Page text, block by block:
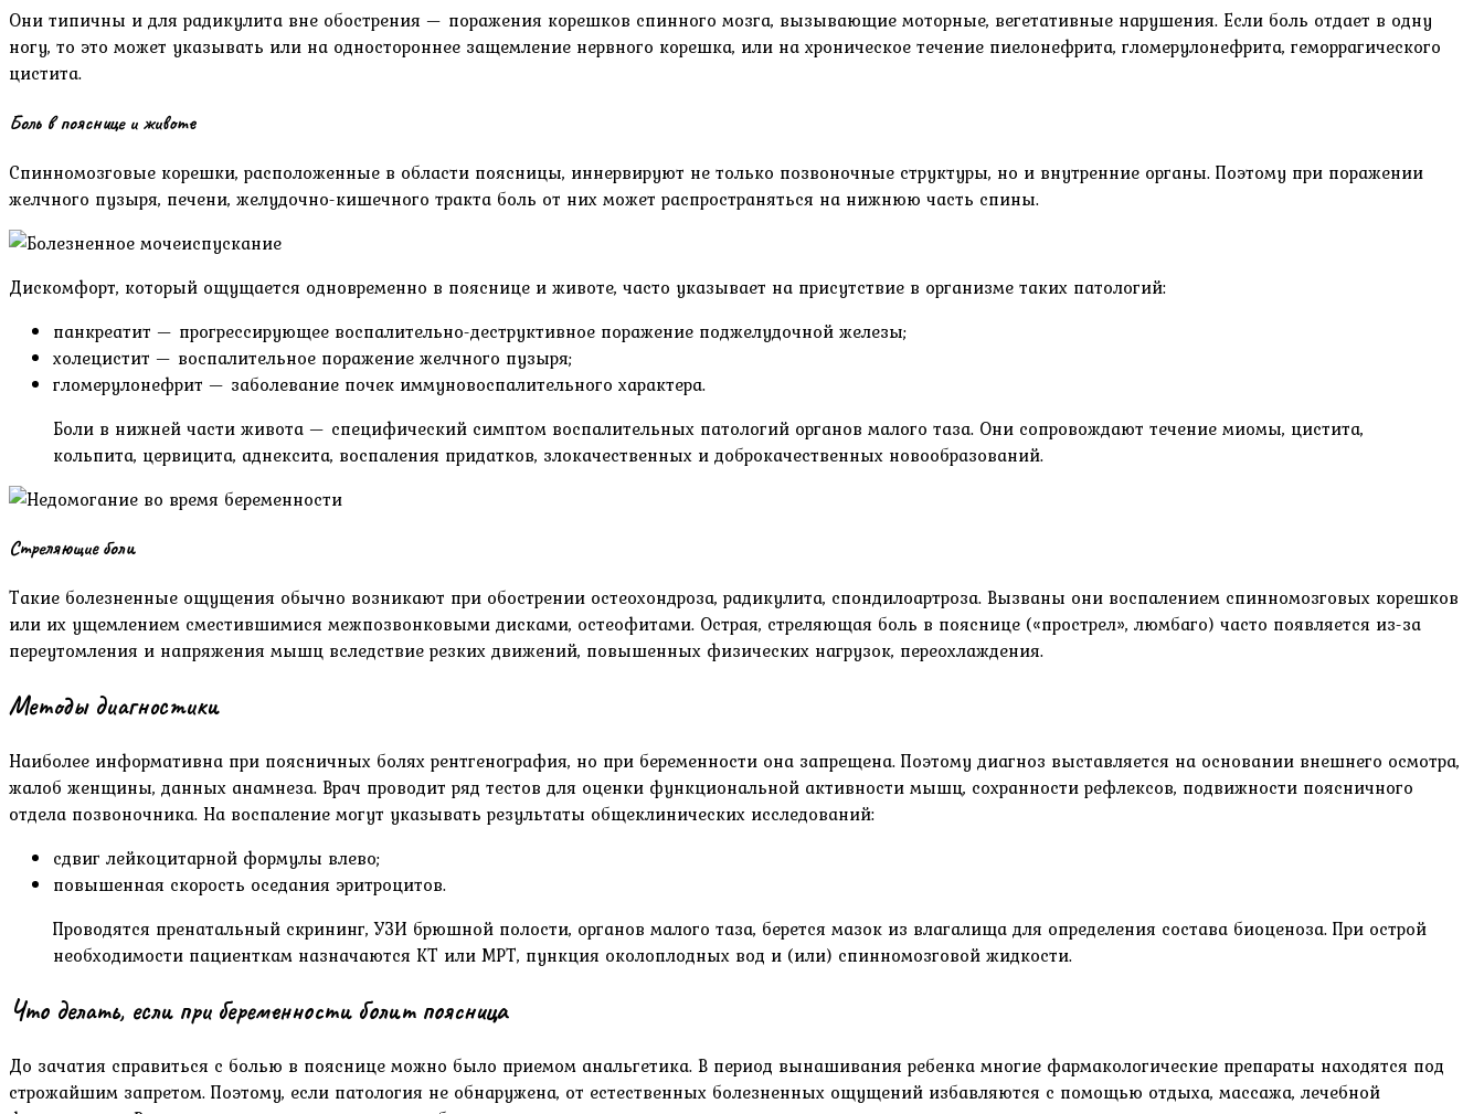
Они типичны и для радикулита вне обострения — поражения корешков спинного мозга, вызывающие моторные, вегетативные нарушения. Если боль отдает в одну
ногу, то это может указывать или на одностороннее защемление нервного корешка, или на хроническое течение пиелонефрита, гломерулонефрита, геморрагического
цистита.
Боль в пояснице и животе
Спинномозговые корешки, расположенные в области поясницы, иннервируют не только позвоночные структуры, но и внутренние органы. Поэтому при поражении
желчного пузыря, печени, желудочно-кишечного тракта боль от них может распространяться на нижнюю часть спины.
Дискомфорт, который ощущается одновременно в пояснице и животе, часто указывает на присутствие в организме таких патологий:
панкреатит — прогрессирующее воспалительно-деструктивное поражение поджелудочной железы;
холецистит — воспалительное поражение желчного пузыря;
гломерулонефрит — заболевание почек иммуновоспалительного характера.
Боли в нижней части живота — специфический симптом воспалительных патологий органов малого таза. Они сопровождают течение миомы, цистита,
кольпита, цервицита, аднексита, воспаления придатков, злокачественных и доброкачественных новообразований.
Стреляющие боли
Такие болезненные ощущения обычно возникают при обострении остеохондроза, радикулита, спондилоартроза. Вызваны они воспалением спинномозговых корешков
или их ущемлением сместившимися межпозвонковыми дисками, остеофитами. Острая, стреляющая боль в пояснице («прострел», люмбаго) часто появляется из-за
переутомления и напряжения мышц вследствие резких движений, повышенных физических нагрузок, переохлаждения.
Методы диагностики
Наиболее информативна при поясничных болях рентгенография, но при беременности она запрещена. Поэтому диагноз выставляется на основании внешнего осмотра,
жалоб женщины, данных анамнеза. Врач проводит ряд тестов для оценки функциональной активности мышц, сохранности рефлексов, подвижности поясничного
отдела позвоночника. На воспаление могут указывать результаты общеклинических исследований:
сдвиг лейкоцитарной формулы влево;
повышенная скорость оседания эритроцитов.
Проводятся пренатальный скрининг, УЗИ брюшной полости, органов малого таза, берется мазок из влагалища для определения состава биоценоза. При острой
необходимости пациенткам назначаются КТ или МРТ, пункция околоплодных вод и (или) спинномозговой жидкости.
Что делать, если при беременности болит поясница
До зачатия справиться с болью в пояснице можно было приемом анальгетика. В период вынашивания ребенка многие фармакологические препараты находятся под
строжайшим запретом. Поэтому, если патология не обнаружена, от естественных болезненных ощущений избавляются с помощью отдыха, массажа, лечебной